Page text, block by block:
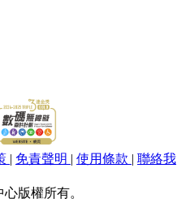
| 免責聲明 | 使用條款 | 聯絡我
版權所有。